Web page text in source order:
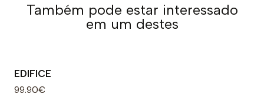
Também pode estar interessado
em um destes
EDIFICE
99.90€